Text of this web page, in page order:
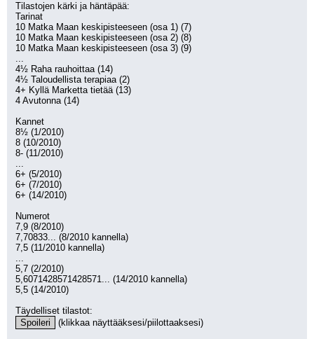
Tilastojen kärki ja häntäpää:
Tarinat
10 Matka Maan keskipisteeseen (osa 1) (7)
10 Matka Maan keskipisteeseen (osa 2) (8)
10 Matka Maan keskipisteeseen (osa 3) (9)
...
4½ Raha rauhoittaa (14)
4½ Taloudellista terapiaa (2)
4+ Kyllä Marketta tietää (13)
4 Avutonna (14)
Kannet
8½ (1/2010)
8 (10/2010)
8- (11/2010)
...
6+ (5/2010)
6+ (7/2010)
6+ (14/2010)
Numerot
7,9 (8/2010)
7,70833... (8/2010 kannella)
7,5 (11/2010 kannella)
...
5,7 (2/2010)
5,6071428571428571... (14/2010 kannella)
5,5 (14/2010)
Täydelliset tilastot:
Spoileri
(klikkaa näyttääksesi/piilottaaksesi)